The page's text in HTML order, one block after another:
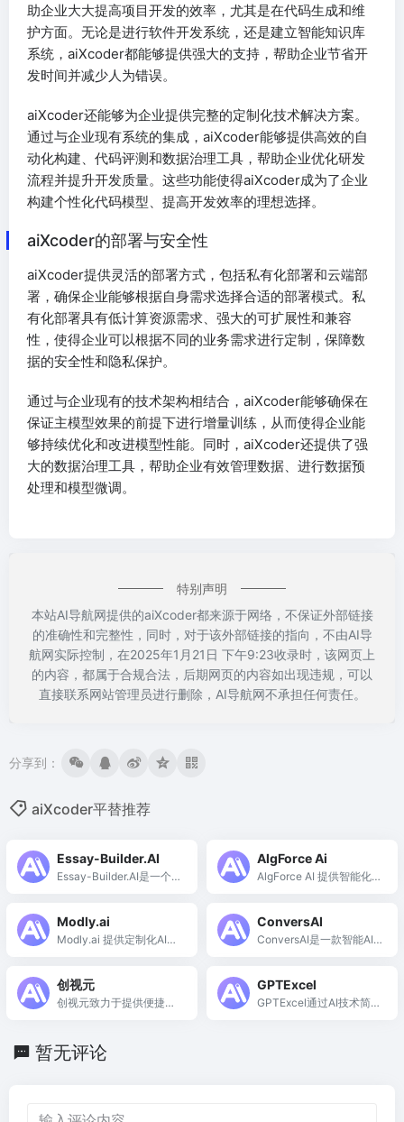
助企业大大提高项目开发的效率，尤其是在代码生成和维
护方面。无论是进行软件开发系统，还是建立智能知识库
系统，aiXcoder都能够提供强大的支持，帮助企业节省开
发时间并减少人为错误。
aiXcoder还能够为企业提供完整的定制化技术解决方案。
通过与企业现有系统的集成，aiXcoder能够提供高效的自
动化构建、代码评测和数据治理工具，帮助企业优化研发
流程并提升开发质量。这些功能使得aiXcoder成为了企业
构建个性化代码模型、提高开发效率的理想选择。
aiXcoder的部署与安全性
aiXcoder提供灵活的部署方式，包括私有化部署和云端部
署，确保企业能够根据自身需求选择合适的部署模式。私
有化部署具有低计算资源需求、强大的可扩展性和兼容
性，使得企业可以根据不同的业务需求进行定制，保障数
据的安全性和隐私保护。
通过与企业现有的技术架构相结合，aiXcoder能够确保在
保证主模型效果的前提下进行增量训练，从而使得企业能
够持续优化和改进模型性能。同时，aiXcoder还提供了强
大的数据治理工具，帮助企业有效管理数据、进行数据预
处理和模型微调。
特别声明
本站AI导航网提供的aiXcoder都来源于网络，不保证外部链接
的准确性和完整性，同时，对于该外部链接的指向，不由AI导
航网实际控制，在2025年1月21日 下午9:23收录时，该网页上
的内容，都属于合规合法，后期网页的内容如出现违规，可以
直接联系网站管理员进行删除，AI导航网不承担任何责任。
分享到：
aiXcoder平替推荐
Essay-Builder.AI
Essay-Builder.AI是一个免
AlgForce Ai
AlgForce AI 提供智能化数
Modly.ai
Modly.ai 提供定制化AI模
ConversAI
ConversAI是一款智能AI
通。
创视元
创视元致力于提供便捷的
GPTExcel
GPTExcel通过AI技术简化
暂无评论